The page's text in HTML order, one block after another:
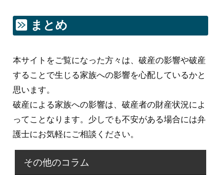
まとめ
本サイトをご覧になった方々は、破産の影響や破産
することで生じる家族への影響を心配しているかと
思います。
破産による家族への影響は、破産者の財産状況によ
ってことなります。少しでも不安がある場合には弁
護士にお気軽にご相談ください。
その他のコラム